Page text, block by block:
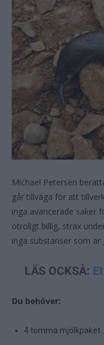
Michael Petersen
går tillväga för att
inga avancerade saker
otroligt billig, strax
inga substanser som är
LÄS OCKSÅ:
Du behöver:
4 tomma mjölkpaket